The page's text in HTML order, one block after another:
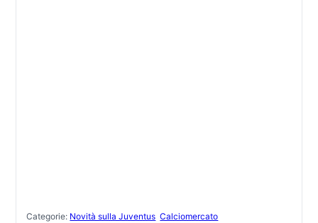
Categorie: Novità sulla Juventus Calciomercato